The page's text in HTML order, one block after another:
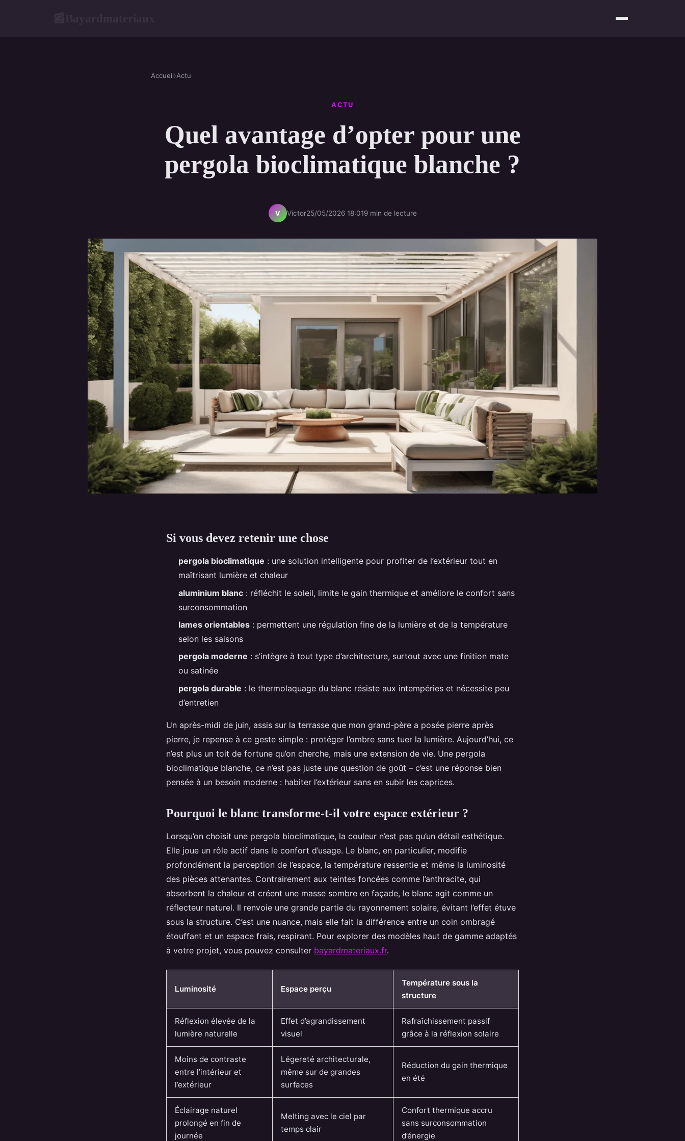
Accueil›Actu
ACTU
Quel avantage d’opter pour une
pergola bioclimatique blanche ?
V Victor25/05/2026 18:019 min de lecture
Si vous devez retenir une chose
pergola bioclimatique : une solution intelligente pour profiter de l’extérieur tout en
maîtrisant lumière et chaleur
aluminium blanc : réfléchit le soleil, limite le gain thermique et améliore le confort sans
surconsommation
lames orientables : permettent une régulation fine de la lumière et de la température
selon les saisons
pergola moderne : s’intègre à tout type d’architecture, surtout avec une finition mate
ou satinée
pergola durable : le thermolaquage du blanc résiste aux intempéries et nécessite peu
d’entretien
Un après-midi de juin, assis sur la terrasse que mon grand-père a posée pierre après
pierre, je repense à ce geste simple : protéger l’ombre sans tuer la lumière. Aujourd’hui, ce
n’est plus un toit de fortune qu’on cherche, mais une extension de vie. Une pergola
bioclimatique blanche, ce n’est pas juste une question de goût – c’est une réponse bien
pensée à un besoin moderne : habiter l’extérieur sans en subir les caprices.
Pourquoi le blanc transforme-t-il votre espace extérieur ?
Lorsqu’on choisit une pergola bioclimatique, la couleur n’est pas qu’un détail esthétique.
Elle joue un rôle actif dans le confort d’usage. Le blanc, en particulier, modifie
profondément la perception de l’espace, la température ressentie et même la luminosité
des pièces attenantes. Contrairement aux teintes foncées comme l’anthracite, qui
absorbent la chaleur et créent une masse sombre en façade, le blanc agit comme un
réflecteur naturel. Il renvoie une grande partie du rayonnement solaire, évitant l’effet étuve
sous la structure. C’est une nuance, mais elle fait la différence entre un coin ombragé
étouffant et un espace frais, respirant. Pour explorer des modèles haut de gamme adaptés
à votre projet, vous pouvez consulter bayardmateriaux.fr.
Luminosité Espace perçu
Température sous la
structure
Réflexion élevée de la
lumière naturelle
Effet d’agrandissement
visuel
Rafraîchissement passif
grâce à la réflexion solaire
Moins de contraste
entre l’intérieur et
l’extérieur
Légereté architecturale,
même sur de grandes
surfaces
Réduction du gain thermique
en été
Éclairage naturel
prolongé en fin de
journée
Melting avec le ciel par
temps clair
Confort thermique accru
sans surconsommation
d’énergie